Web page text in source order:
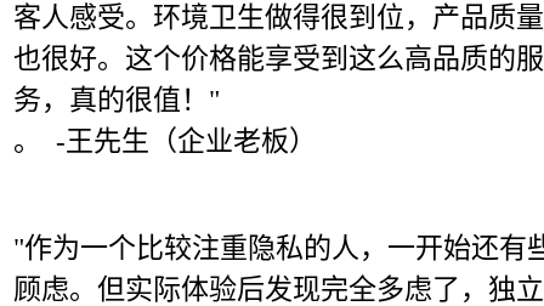
客人感受。环境卫生做得很到位，产品质量
也很好。这个价格能享受到这么高品质的服
务，真的很值！"
。 -王先生（企业老板）
"作为一个比较注重隐私的人，一开始还有
顾虑。但实际体验后发现完全多虑了，独立